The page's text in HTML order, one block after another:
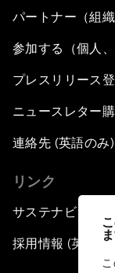
パートナー（組
参加する（個人、
プレスリリース
ニュースレター
連絡先 (英語のみ)
リンク
サステナビリティ
採用情報 (英語の